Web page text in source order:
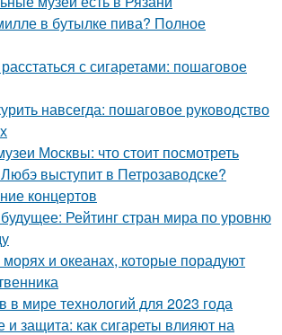
в бутылке пива? Полное
с сигаретами: пошаговое
навсегда: пошаговое руководство
Москвы: что стоит посмотреть
выступит в Петрозаводске?
концертов
Рейтинг стран мира по уровню
и океанах, которые порадуют
в мире технологий для 2023 года
защита: как сигареты влияют на